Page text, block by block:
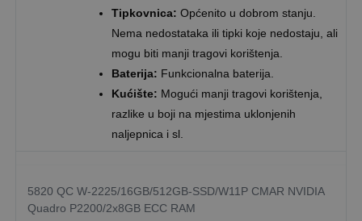
Tipkovnica: Općenito u dobrom stanju.
Nema nedostataka ili tipki koje nedostaju, ali
mogu biti manji tragovi korištenja.
Baterija: Funkcionalna baterija.
Kućište: Mogući manji tragovi korištenja,
razlike u boji na mjestima uklonjenih
naljepnica i sl.
5820 QC W-2225/16GB/512GB-SSD/W11P CMAR NVIDIA
Quadro P2200/2x8GB ECC RAM